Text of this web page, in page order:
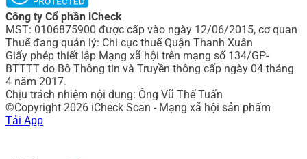
Công ty Cổ phần iCheck
MST: 0106875900 được cấp vào ngày 12/06/2015, cơ quan
Thuế đang quản lý: Chi cục thuế Quận Thanh Xuân
Giấy phép thiết lập Mạng xã hội trên mạng số 134/GP-
BTTTT do Bô Thông tin và Truyền thông cấp ngày 04 tháng
4 năm 2017.
Chịu trách nhiệm nội dung: Ông Vũ Thế Tuấn
©Copyright 2026 iCheck Scan - Mạng xã hội sản phẩm
Tải App